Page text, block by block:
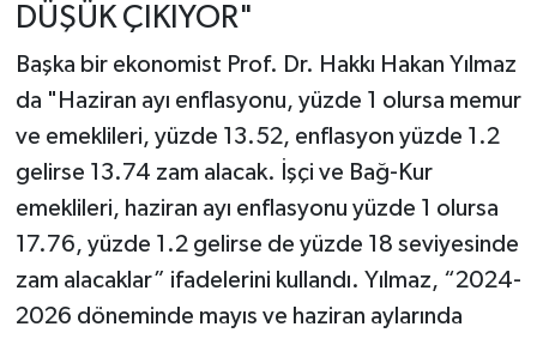
DÜŞÜK ÇIKIYOR"
Başka bir ekonomist Prof. Dr. Hakkı Hakan Yılmaz
da "Haziran ayı enflasyonu, yüzde 1 olursa memur
ve emeklileri, yüzde 13.52, enflasyon yüzde 1.2
gelirse 13.74 zam alacak. İşçi ve Bağ-Kur
emeklileri, haziran ayı enflasyonu yüzde 1 olursa
17.76, yüzde 1.2 gelirse de yüzde 18 seviyesinde
zam alacaklar” ifadelerini kullandı. Yılmaz, “2024-
2026 döneminde mayıs ve haziran aylarında